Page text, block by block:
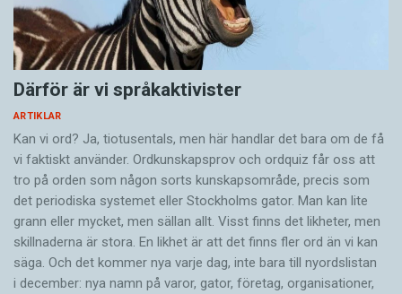
Därför är vi språkaktivister
ARTIKLAR
Kan vi ord? Ja, tiotusentals, men här handlar det bara om de få
vi faktiskt använder. Ordkunskapsprov och ordquiz får oss att
tro på orden som någon sorts kunskapsområde, precis som
det periodiska systemet eller Stockholms gator. Man kan lite
grann eller mycket, men sällan allt. Visst finns det likheter, men
skillnaderna är stora. En likhet är att det finns fler ord än vi kan
säga. Och det kommer nya varje dag, inte bara till nyordslistan
i december: nya namn på varor, gator, företag, organisationer,